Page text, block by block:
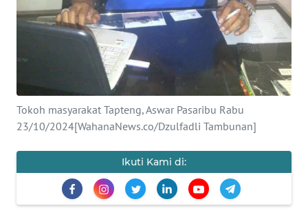
Tokoh masyarakat Tapteng, Aswar Pasaribu Rabu
23/10/2024[WahanaNews.co/Dzulfadli Tambunan]
Ikuti Kami di:
PEDOMAN
SIBER
REDAKSI